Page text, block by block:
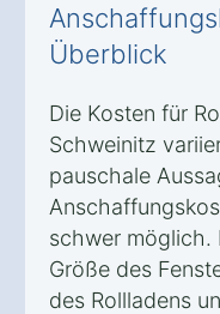
Überblick
Die Kosten für
Schweinitz
pauschale
schwer möglich.
Größe des
des Rollladens